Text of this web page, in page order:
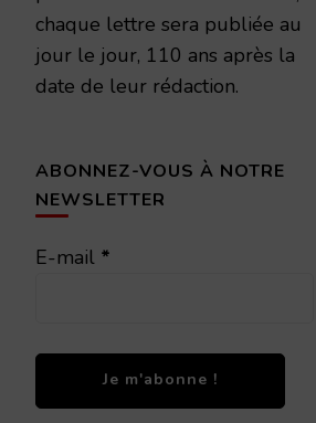
chaque lettre sera publiée au
jour le jour, 110 ans après la
date de leur rédaction.
ABONNEZ-VOUS À NOTRE
NEWSLETTER
E-mail *